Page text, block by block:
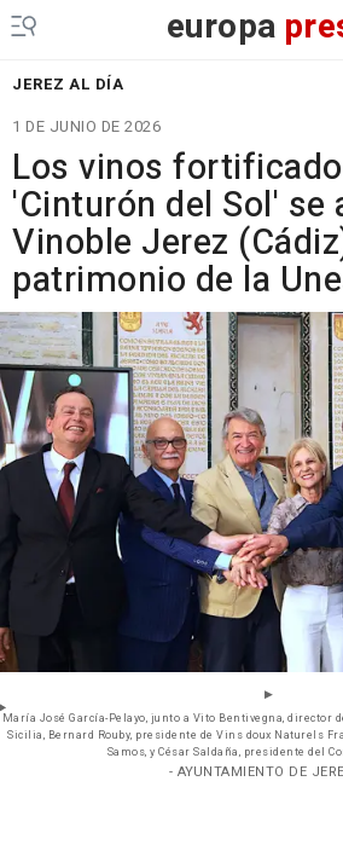
europa
JEREZ AL DÍA
1 DE JUNIO DE 2026
Los vinos
'Cinturón del Sol' se
Vinoble Jerez
patrimonio de la
María José García-Pelayo, junto a Vito Bentivegna, director
Sicilia, Bernard Rouby, presidente de Vins doux Naturels
Samos, y César Saldaña, presidente del
- AYUNTAMIENTO DE